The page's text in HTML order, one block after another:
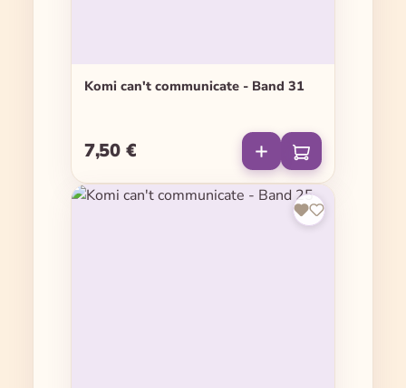
Komi can't communicate - Band 31
Regulärer Preis:
7,50 €